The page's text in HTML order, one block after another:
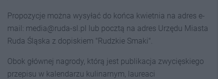
Propozycje można wysyłać do końca kwietnia na adres e-
mail: media@ruda-sl.pl lub pocztą na adres Urzędu Miasta
Ruda Śląska z dopiskiem "Rudzkie Smaki".
Obok głównej nagrody, którą jest publikacja zwycięskiego
przepisu w kalendarzu kulinarnym, laureaci